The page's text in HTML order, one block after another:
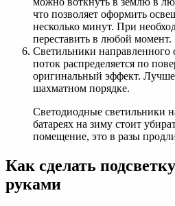
что позволяет оформить
несколько минут. При
переставить в любой момент.
Светильники направленного
поток распределяется по
оригинальный эффект. Лучше
шахматном порядке.
Светодиодные светильники
батареях на зиму стоит
помещение, это в разы
Как сделать
руками